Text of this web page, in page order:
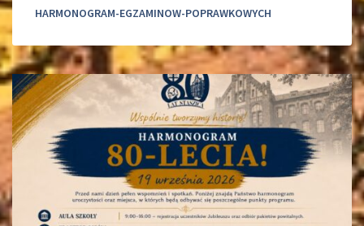
HARMONOGRAM-EGZAMINOW-POPRAWKOWYCH